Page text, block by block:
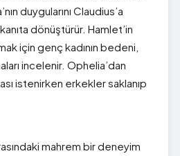
duygularını Claudius’a
dönüştürür. Hamlet’in
için genç kadının bedeni,
incelenir. Ophelia’dan
istenirken erkekler saklanıp
mahrem bir deneyim